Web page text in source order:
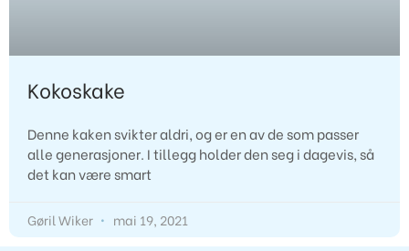
Kokoskake
Denne kaken svikter aldri, og er en av de som passer
alle generasjoner. I tillegg holder den seg i dagevis, så
det kan være smart
Gøril Wiker mai 19, 2021